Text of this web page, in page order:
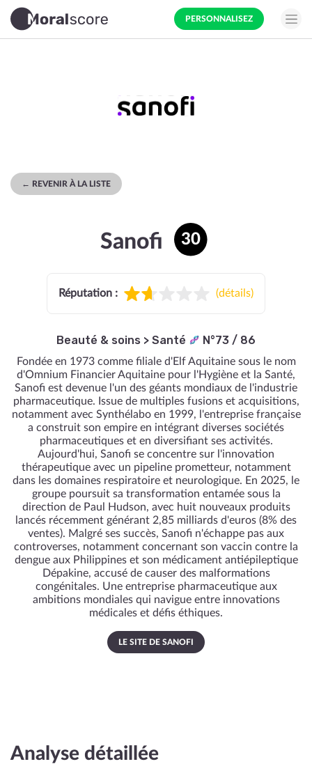
PERSONNALISEZ
← REVENIR À LA LISTE
Sanofi 30
Réputation : (détails)
Beauté & soins > Santé N°73 / 86
Fondée en 1973 comme filiale d'Elf Aquitaine sous le nom
d'Omnium Financier Aquitaine pour l'Hygiène et la Santé,
Sanofi est devenue l'un des géants mondiaux de l'industrie
pharmaceutique. Issue de multiples fusions et acquisitions,
notamment avec Synthélabo en 1999, l'entreprise française
a construit son empire en intégrant diverses sociétés
pharmaceutiques et en diversifiant ses activités.
Aujourd'hui, Sanofi se concentre sur l'innovation
thérapeutique avec un pipeline prometteur, notamment
dans les domaines respiratoire et neurologique. En 2025, le
groupe poursuit sa transformation entamée sous la
direction de Paul Hudson, avec huit nouveaux produits
lancés récemment générant 2,85 milliards d'euros (8% des
ventes). Malgré ses succès, Sanofi n'échappe pas aux
controverses, notamment concernant son vaccin contre la
dengue aux Philippines et son médicament antiépileptique
Dépakine, accusé de causer des malformations
congénitales. Une entreprise pharmaceutique aux
ambitions mondiales qui navigue entre innovations
médicales et défis éthiques.
LE SITE DE SANOFI
Analyse détaillée